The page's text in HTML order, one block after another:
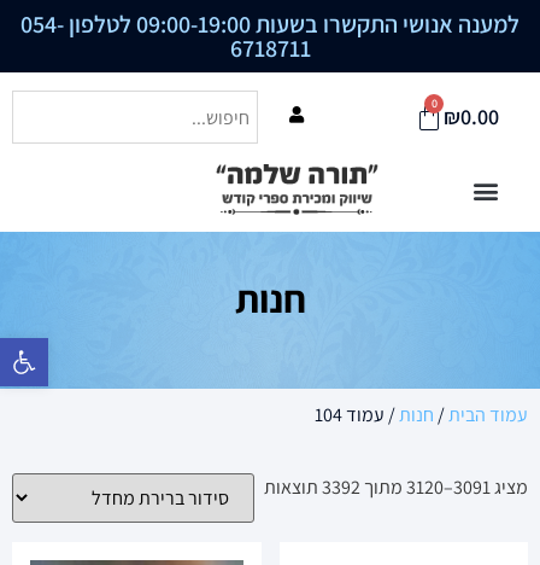
פתח סרגל
למענה אנושי התקשרו בשעות 09:00-19:00 לטלפון 054-
6718711
₪0.00
0
חנות
עמוד הבית/חנות/ עמוד 104
מציג 3091–3120 מתוך 3392 תוצאות